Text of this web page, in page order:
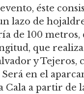
éste
lazo de
de 100 metros,
que
y Tejeros,
en el
Cala a partir de